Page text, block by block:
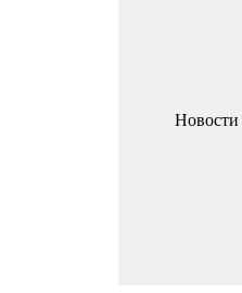
Новости